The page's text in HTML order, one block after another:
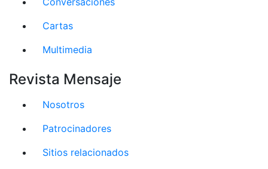
Cartas
Multimedia
Revista Mensaje
Nosotros
Patrocinadores
Sitios relacionados